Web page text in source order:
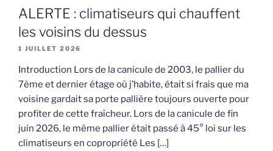
ALERTE : climatiseurs qui chauffent
les voisins du dessus
1 JUILLET 2026
Introduction Lors de la canicule de 2003, le pallier du
7ème et dernier étage où j’habite, était si frais que ma
voisine gardait sa porte pallière toujours ouverte pour
profiter de cette fraîcheur. Lors de la canicule de fin
juin 2026, le même pallier était passé à 45° loi sur les
climatiseurs en copropriété Les […]